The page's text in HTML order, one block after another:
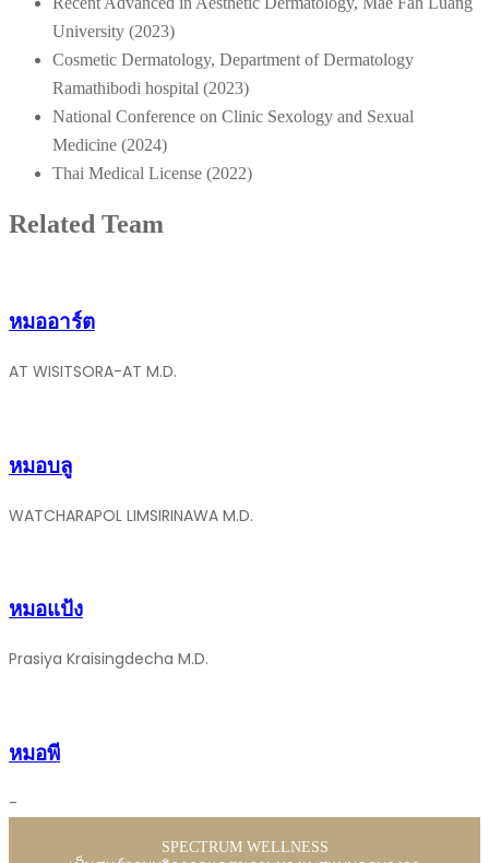
University (2023)
Cosmetic Dermatology, Department of Dermatology
Ramathibodi hospital (2023)
National Conference on Clinic Sexology and Sexual
Medicine (2024)
Thai Medical License (2022)
Related Team
หมออาร์ต
AT WISITSORA-AT M.D.
หมอบลู
WATCHARAPOL LIMSIRINAWA M.D.
หมอแป้ง
Prasiya Kraisingdecha M.D.
หมอพี
-
SPECTRUM WELLNESS